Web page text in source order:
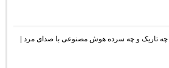
چه تاریک و چه سرده هوش مصنوعی با صدای مرد |